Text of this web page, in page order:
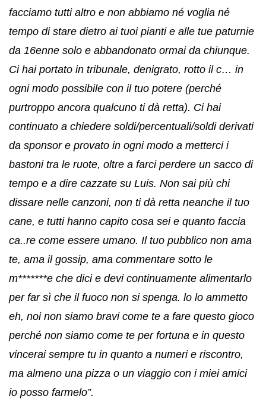
facciamo tutti altro e non abbiamo né voglia né
tempo di stare dietro ai tuoi pianti e alle tue paturnie
da 16enne solo e abbandonato ormai da chiunque.
Ci hai portato in tribunale, denigrato, rotto il c… in
ogni modo possibile con il tuo potere (perché
purtroppo ancora qualcuno ti dà retta). Ci hai
continuato a chiedere soldi/percentuali/soldi derivati
da sponsor e provato in ogni modo a metterci i
bastoni tra le ruote, oltre a farci perdere un sacco di
tempo e a dire cazzate su Luis. Non sai più chi
dissare nelle canzoni, non ti dà retta neanche il tuo
cane, e tutti hanno capito cosa sei e quanto faccia
ca..re come essere umano. Il tuo pubblico non ama
te, ama il gossip, ama commentare sotto le
m*******e che dici e devi continuamente alimentarlo
per far sì che il fuoco non si spenga. lo lo ammetto
eh, noi non siamo bravi come te a fare questo gioco
perché non siamo come te per fortuna e in questo
vincerai sempre tu in quanto a numeri e riscontro,
ma almeno una pizza o un viaggio con i miei amici
io posso farmelo”.